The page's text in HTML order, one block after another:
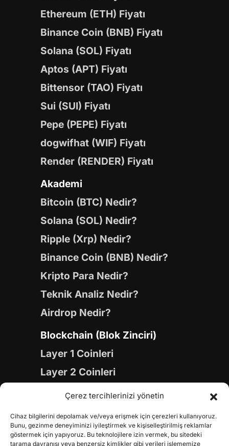
Çerez tercihlerinizi yönetin
Cihaz bilgilerini depolamak ve/veya erişmek için çerezleri kullanıyoruz.
Bunu, gezinme deneyiminizi iyileştirmek ve kişiselleştirilmiş reklamlar
göstermek için yapıyoruz. Bu teknolojilere izin vermek, bu sitedeki
tarama davranışı veya benzersiz kimlikler gibi verileri işlememize
Ethereum (ETH) Fiyatı
Binance Coin (BNB) Fiyatı
Solana (SOL) Fiyatı
Aptos (APT) Fiyatı
Bittensor (TAO) Fiyatı
Sui (SUI) Fiyatı
Pepe (PEPE) Fiyatı
dogwifhat (WIF) Fiyatı
Render (RENDER) Fiyatı
Akademi
Bitcoin (BTC) Nedir?
Solana (SOL) Nedir?
Ripple (Xrp) Nedir?
Binance Coin (BNB) Nedir?
Kripto Para Nedir?
Teknik Analiz Nedir?
Airdrop Nedir?
Blockchain (Blok Zinciri)
Layer 1 Coinleri
Layer 2 Coinleri
Yapay Zeka (AI) Coinleri
Gaming Coinleri